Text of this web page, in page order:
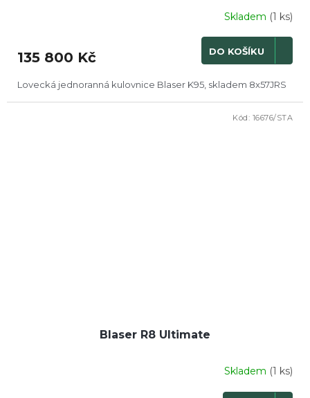
Skladem (1 ks)
135 800 Kč DO KOŠÍKU
Lovecká jednoranná kulovnice Blaser K95, skladem 8x57JRS
Blaser R8 Ultimate
Skladem (1 ks)
Kód: 16676/STA